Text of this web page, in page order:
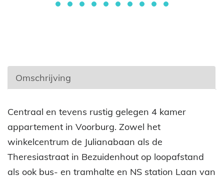
Omschrijving
Omschrijving
Centraal en tevens rustig gelegen 4 kamer
appartement in Voorburg. Zowel het
winkelcentrum de Julianabaan als de
Theresiastraat in Bezuidenhout op loopafstand
als ook bus- en tramhalte en NS station Laan van